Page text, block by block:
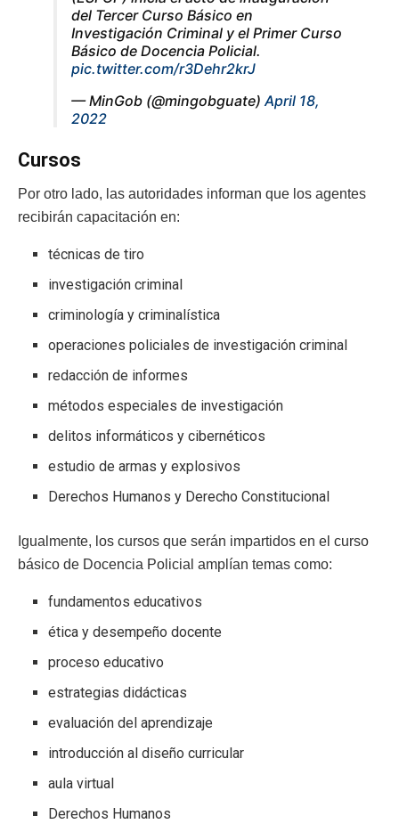
del Tercer Curso Básico en
Investigación Criminal y el Primer Curso
Básico de Docencia Policial.
pic.twitter.com/r3Dehr2krJ
— MinGob (@mingobguate) April 18,
2022
Cursos
Por otro lado, las autoridades informan que los agentes
recibirán capacitación en:
técnicas de tiro
investigación criminal
criminología y criminalística
operaciones policiales de investigación criminal
redacción de informes
métodos especiales de investigación
delitos informáticos y cibernéticos
estudio de armas y explosivos
Derechos Humanos y Derecho Constitucional
Igualmente, los cursos que serán impartidos en el curso
básico de Docencia Policial amplían temas como:
fundamentos educativos
ética y desempeño docente
proceso educativo
estrategias didácticas
evaluación del aprendizaje
introducción al diseño curricular
aula virtual
Derechos Humanos